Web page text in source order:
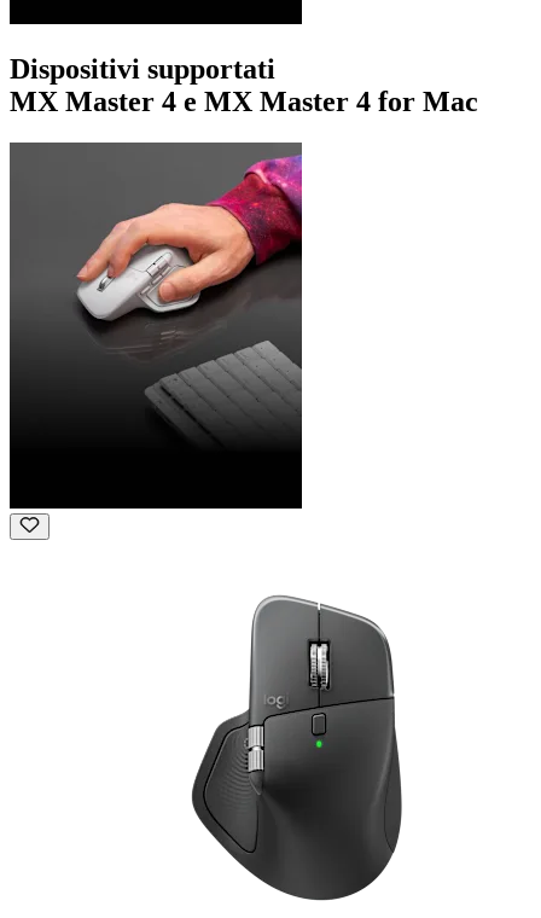
Dispositivi supportati
MX Master 4 e MX Master 4 for Mac